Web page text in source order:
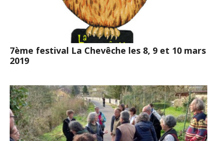
7ème festival La Chevêche les 8, 9 et 10 mars
2019